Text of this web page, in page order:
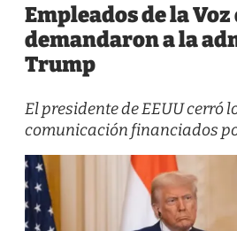
Empleados de la
demandaron a la
Trump
El presidente de EEUU cerró
comunicación financiados